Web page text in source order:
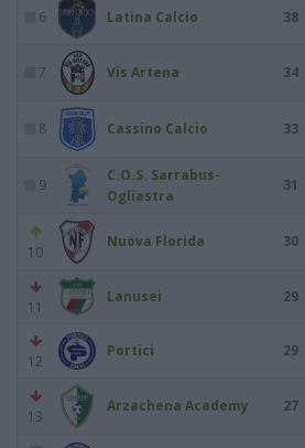
6 Latina Calcio 38
7 Vis Artena 34
8 Cassino Calcio 33
9
C.O.S. Sarrabus-
Ogliastra
31
10
Nuova Florida 30
11
Lanusei 29
12
Portici 29
13
Arzachena Academy 27